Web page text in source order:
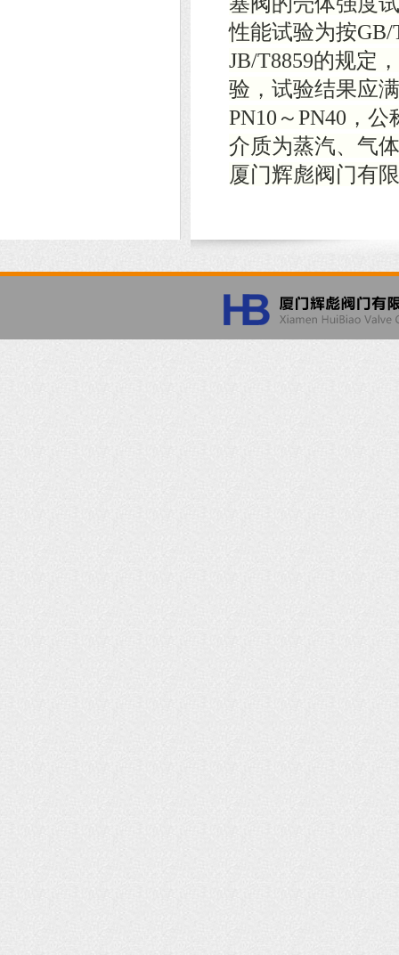
性能试验为按
JB/T8859的规定
验，试验结果应
PN10～PN40，
介质为蒸汽、气
厦门辉彪阀门有